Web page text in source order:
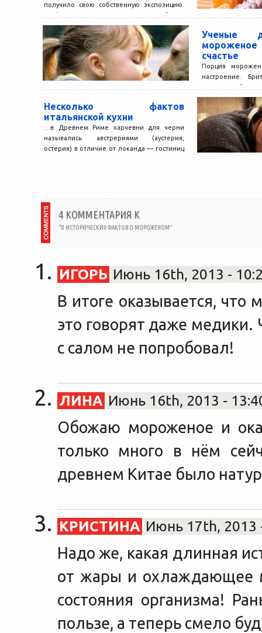
получило свою собственную экспозицию.
Турфирмы в Санкт Петербурге:
туристическая фирма РосБизнесТур...
Ученые
счастье
Порция
настроение.
научное
явлению.
института
Несколько фактов
итальянской кухни
…в Древнем Риме харчевни для черни
назывались австрериями (аустерия,
остерия) в отличие от локанда — гостиниц
4 КОММЕНТАРИЯ К
“8 ИСТОРИЧЕСКИХ ФАКТОВ О МОРОЖЕНОМ”
ИГОРЬ Июнь 16th, 2013 -
В итоге оказывается,
это говорят даже медики.
с салом не попробовал!
ЛИНА Июнь 16th, 2013 -
Обожаю мороженое и
только много в нём
древнем Китае было
КРИСТИНА Июнь 17th, 2013
Надо же, какая длинная
от жары и охлаждающее
состояния организма!
пользе, а теперь смело